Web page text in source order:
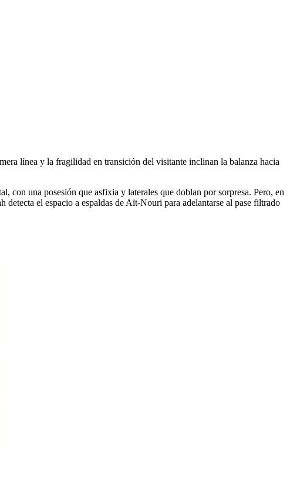
línea y la fragilidad en transición del visitante inclinan la balanza hacia
con una posesión que asfixia y laterales que doblan por sorpresa. Pero, en
el espacio a espaldas de Aït-Nouri para adelantarse al pase filtrado